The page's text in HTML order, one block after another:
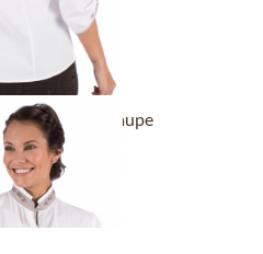
RIKE white taupe
£65.89 *